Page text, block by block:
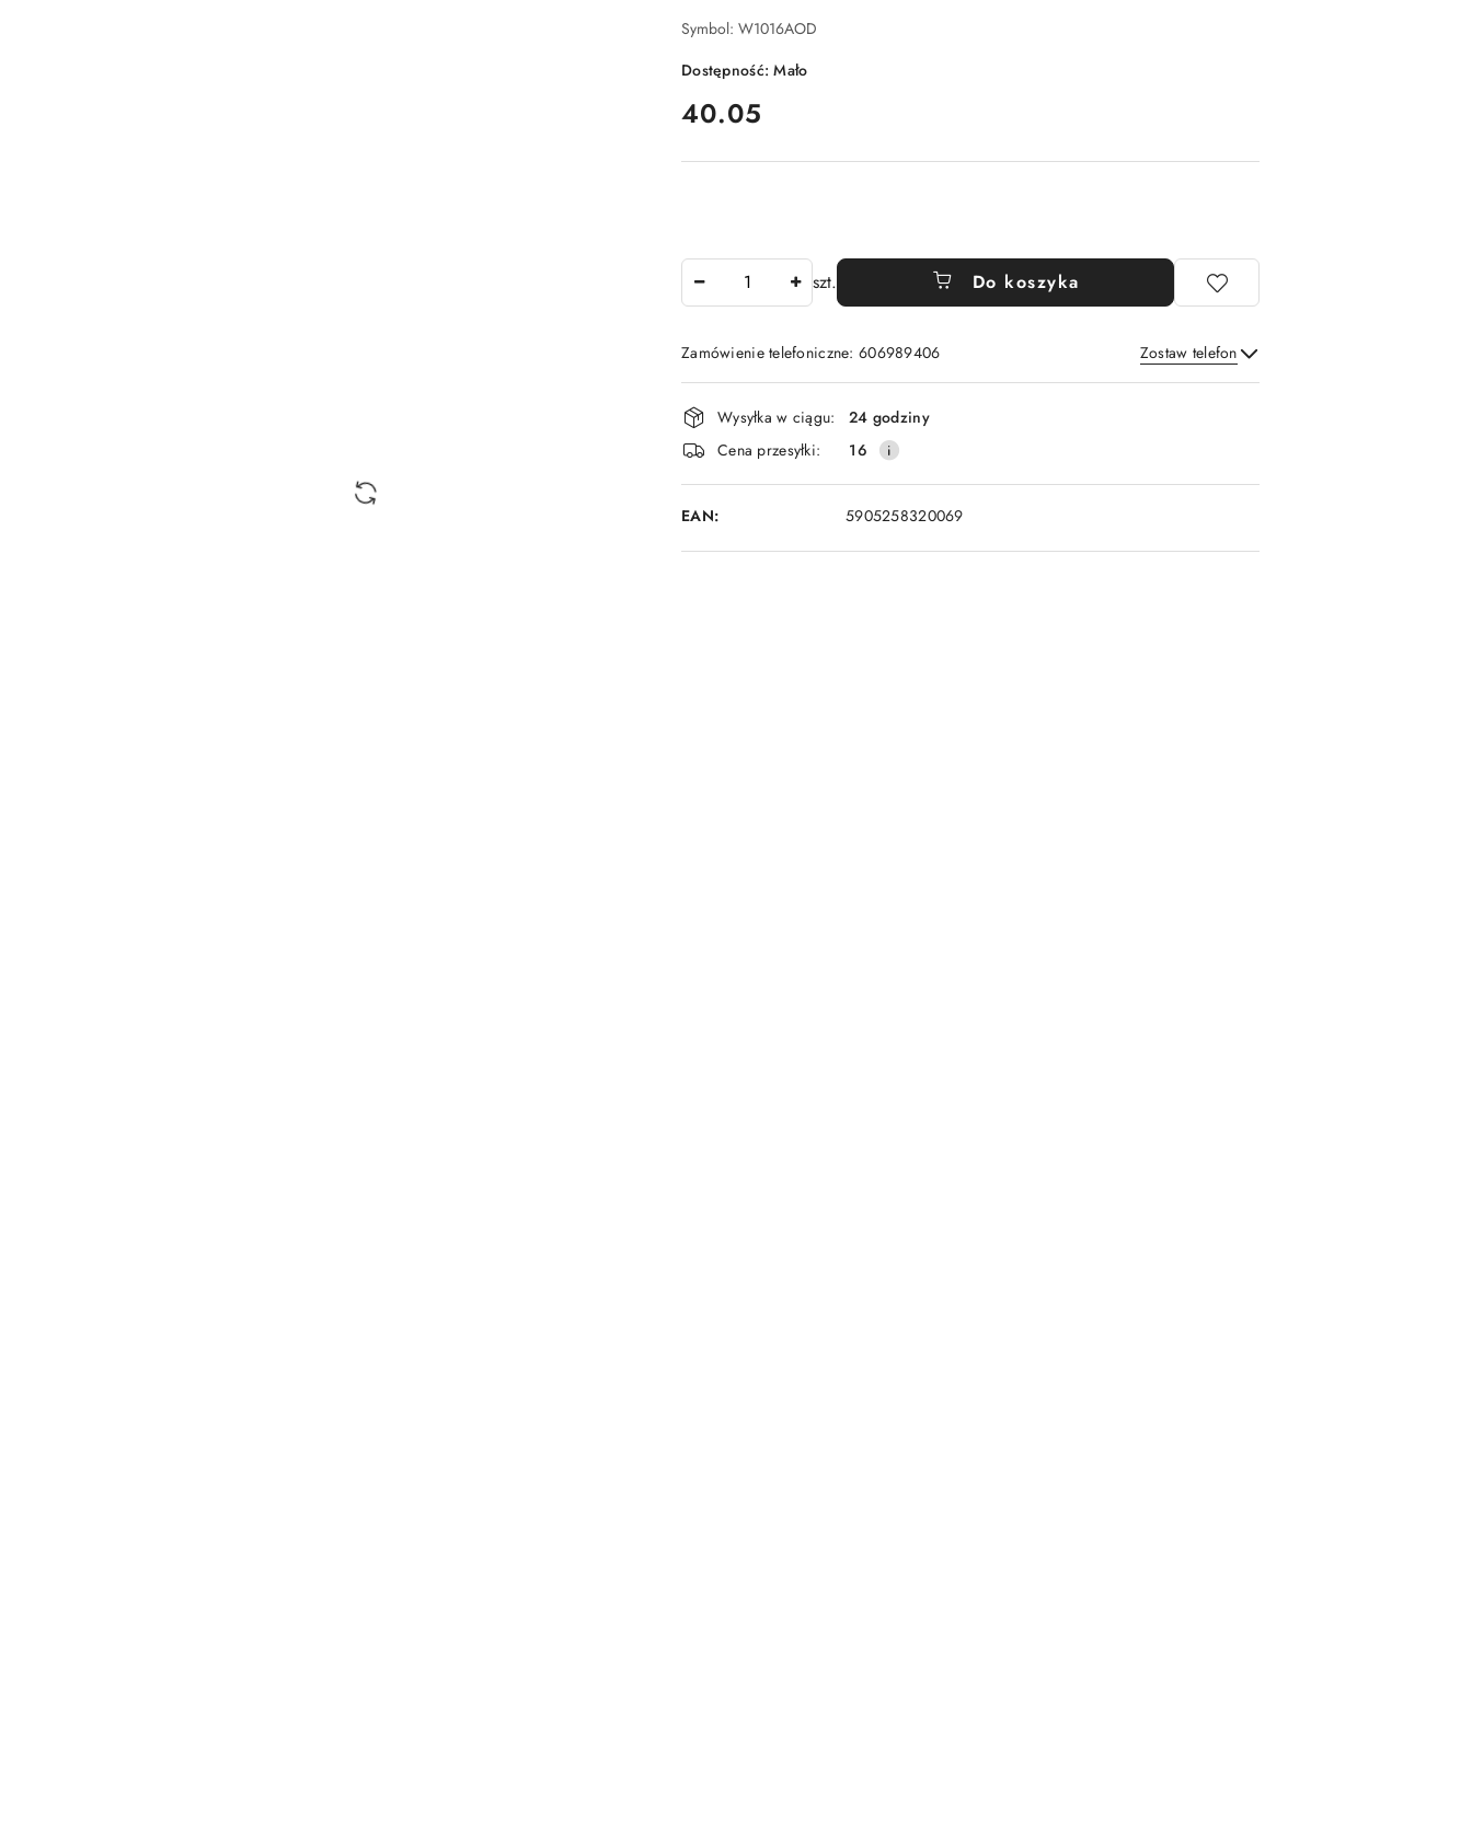
Symbol: W1016AOD
Dostępność:Mało
cena:
40.05
szt. Do koszyka
Zamówienie telefoniczne: 606989406 Zostaw telefon
Wyślij
Dostępność
i
dostawa
Wysyłka w ciągu:
24 godziny
Cena przesyłki:
16
EAN: 5905258320069